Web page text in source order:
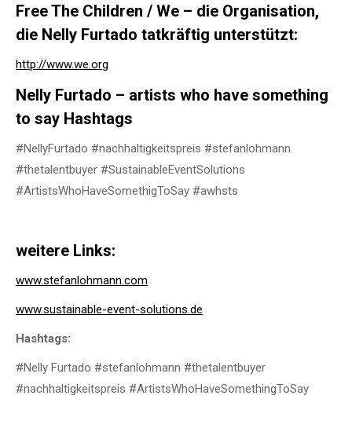
Free The Children / We – die Organisation,
die Nelly Furtado tatkräftig unterstützt:
http://www.we.org
Nelly Furtado – artists who have something
to say Hashtags
#NellyFurtado #nachhaltigkeitspreis #stefanlohmann
#thetalentbuyer #SustainableEventSolutions
#ArtistsWhoHaveSomethigToSay #awhsts
weitere Links:
www.stefanlohmann.com
www.sustainable-event-solutions.de
Hashtags:
#Nelly Furtado #stefanlohmann #thetalentbuyer
#nachhaltigkeitspreis #ArtistsWhoHaveSomethingToSay